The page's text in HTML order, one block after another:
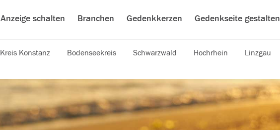
Anzeige schalten Branchen Gedenkkerzen Gedenkseite gestalten
Kreis Konstanz Bodenseekreis Schwarzwald Hochrhein Linzgau